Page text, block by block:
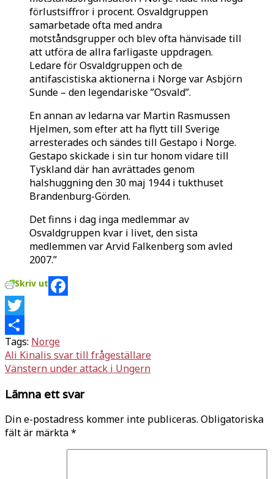
förlustsiffror i procent. Osvaldgruppen
samarbetade ofta med andra
motståndsgrupper och blev ofta hänvisade till
att utföra de allra farligaste uppdragen.
Ledare för Osvaldgruppen och de
antifascistiska aktionerna i Norge var Asbjörn
Sunde – den legendariske ”Osvald”.
En annan av ledarna var Martin Rasmussen
Hjelmen, som efter att ha flytt till Sverige
arresterades och sändes till Gestapo i Norge.
Gestapo skickade i sin tur honom vidare till
Tyskland där han avrättades genom
halshuggning den 30 maj 1944 i tukthuset
Brandenburg-Görden.
Det finns i dag inga medlemmar av
Osvaldgruppen kvar i livet, den sista
medlemmen var Arvid Falkenberg som avled
2007.”
Skriv ut
Facebook
Twitter
Dela
Tags: Norge
Inläggsnavigering
Ali Kinalis svar till frågeställare
Vänstern under attack i Ungern
Lämna ett svar
Din e-postadress kommer inte publiceras. Obligatoriska
fält är märkta*